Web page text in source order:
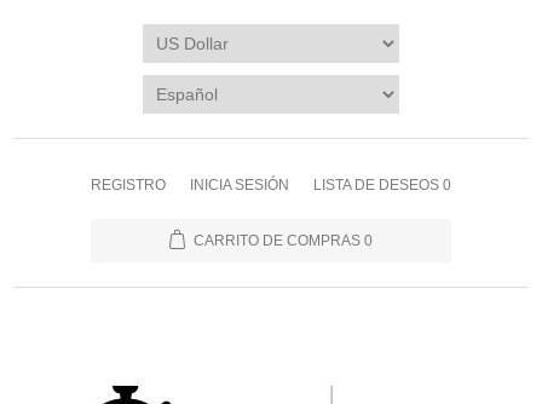
REGISTRO INICIA SESIÓN LISTA DE DESEOS 0
CARRITO DE COMPRAS 0